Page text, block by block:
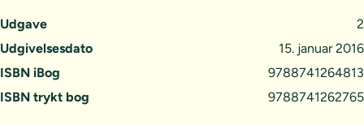
Udgave
2
Udgivelsesdato
15. januar 2016
ISBN iBog
9788741264813
ISBN trykt bog
9788741262765